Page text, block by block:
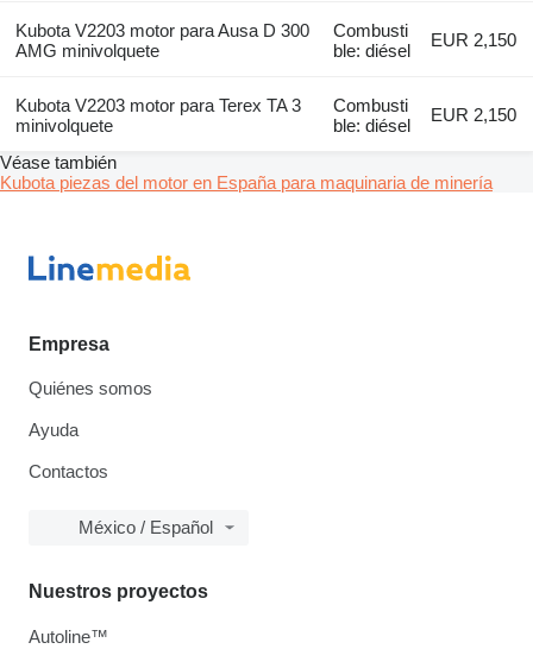
Kubota V2203 motor para Ausa D 300
AMG minivolquete
Combusti
ble: diésel
EUR 2,150
Kubota V2203 motor para Terex TA 3
minivolquete
Combusti
ble: diésel
EUR 2,150
Véase también
Kubota piezas del motor en España para maquinaria de minería
Empresa
Quiénes somos
Ayuda
Contactos
México / Español
Nuestros proyectos
Autoline™